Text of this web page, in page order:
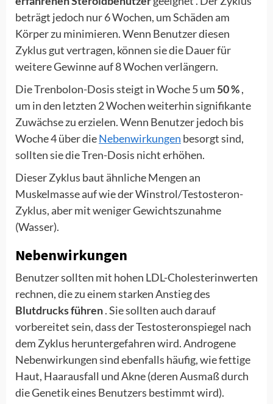
beträgt jedoch nur 6 Wochen, um Schäden am
Körper zu minimieren. Wenn Benutzer diesen
Zyklus gut vertragen, können sie die Dauer für
weitere Gewinne auf 8 Wochen verlängern.
Die Trenbolon-Dosis steigt in Woche 5 um 50 %,
um in den letzten 2 Wochen weiterhin signifikante
Zuwächse zu erzielen. Wenn Benutzer jedoch bis
Woche 4 über dieNebenwirkungen besorgt sind,
sollten sie die Tren-Dosis nicht erhöhen.
Dieser Zyklus baut ähnliche Mengen an
Muskelmasse auf wie der Winstrol/Testosteron-
Zyklus, aber mit weniger Gewichtszunahme
(Wasser).
Nebenwirkungen
Benutzer sollten mit hohen LDL-Cholesterinwerten
rechnen, die zu einem starken Anstieg des
Blutdrucks führen. Sie sollten auch darauf
vorbereitet sein, dass der Testosteronspiegel nach
dem Zyklus heruntergefahren wird. Androgene
Nebenwirkungen sind ebenfalls häufig, wie fettige
Haut, Haarausfall und Akne (deren Ausmaß durch
die Genetik eines Benutzers bestimmt wird).